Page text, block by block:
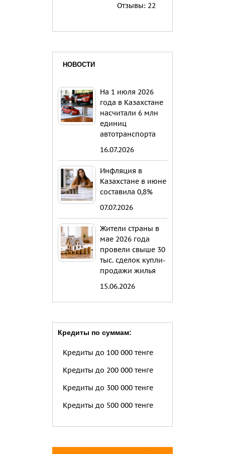
Отзывы: 22
НОВОСТИ
На 1 июля 2026
года в Казахстане
насчитали 6 млн
единиц
автотранспорта
16.07.2026
Инфляция в
Казахстане в июне
составила 0,8%
07.07.2026
Жители страны в
мае 2026 года
провели свыше 30
тыс. сделок купли-
продажи жилья
15.06.2026
Кредиты по суммам:
Кредиты до 100 000 тенге
Кредиты до 200 000 тенге
Кредиты до 300 000 тенге
Кредиты до 500 000 тенге